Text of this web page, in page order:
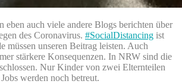
eben auch viele andere Blogs berichten über
des Coronavirus. #SocialDistancing ist
müssen unseren Beitrag leisten. Auch
stärkere Konsequenzen. In NRW sind die
Nur Kinder von zwei Elternteilen
werden noch betreut.